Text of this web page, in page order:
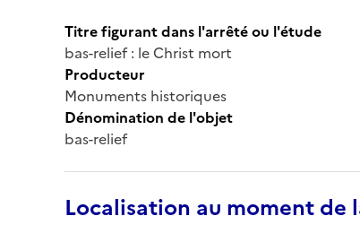
Titre figurant dans l'arrêté ou l'étude
bas-relief : le Christ mort
Producteur
Monuments historiques
Dénomination de l'objet
bas-relief
Localisation au moment